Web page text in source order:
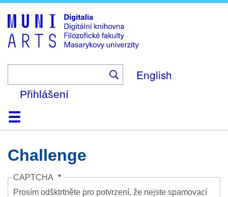
to
main
content
English
Přihlášení
DomůKolekce
Prohlížení
Vyhledávání
O platformě
Nápověda
KontaktDigitalia
Challenge
CAPTCHA
Prosím odšktrtněte pro potvrzení, že nejste spamovací